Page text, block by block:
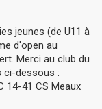
jeunes (de U11 à
d'open au
Merci au club du
ci-dessous :
14-41 CS Meaux